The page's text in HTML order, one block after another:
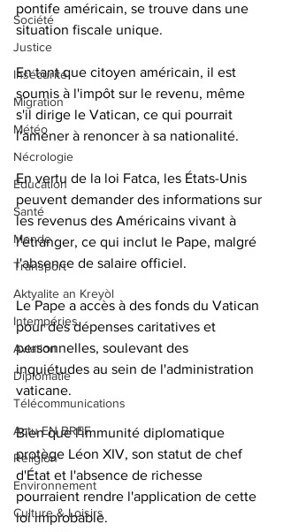
Société
Justice
Insécurité
Migration
Météo
Nécrologie
Éducation
Santé
Monde
Transport
Aktyalite an Kreyòl
Intempéries
Aviation
Diplomatie
Télécommunications
Actu EN BREF
Religion
Environnement
Culture & Loisirs
pontife américain, se trouve dans une
situation fiscale unique.
En tant que citoyen américain, il est
soumis à l'impôt sur le revenu, même
s'il dirige le Vatican, ce qui pourrait
l'amener à renoncer à sa nationalité.
En vertu de la loi Fatca, les États-Unis
peuvent demander des informations sur
les revenus des Américains vivant à
l'étranger, ce qui inclut le Pape, malgré
l'absence de salaire officiel.
Le Pape a accès à des fonds du Vatican
pour des dépenses caritatives et
personnelles, soulevant des
inquiétudes au sein de l'administration
vaticane.
Bien que l'immunité diplomatique
protège Léon XIV, son statut de chef
d'État et l'absence de richesse
pourraient rendre l'application de cette
loi improbable.